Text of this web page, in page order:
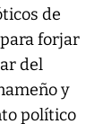
de
forjar
del
y
político